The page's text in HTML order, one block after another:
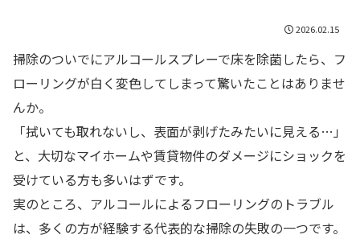
2026.02.15
掃除のついでにアルコールスプレーで床を除菌したら、フ
ローリングが白く変色してしまって驚いたことはありませ
んか。
「拭いても取れないし、表面が剥げたみたいに見える…」
と、大切なマイホームや賃貸物件のダメージにショックを
受けている方も多いはずです。
実のところ、アルコールによるフローリングのトラブル
は、多くの方が経験する代表的な掃除の失敗の一つです。